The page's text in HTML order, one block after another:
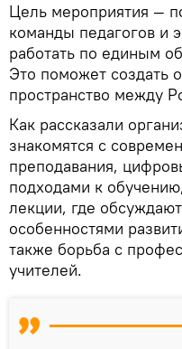
Цель мероприятия —
команды педагогов и
работать по единым
Это поможет создать
пространство между
Как рассказали
знакомятся с
преподавания,
подходами к
лекции, где
особенностями
также борьба с
учителей.